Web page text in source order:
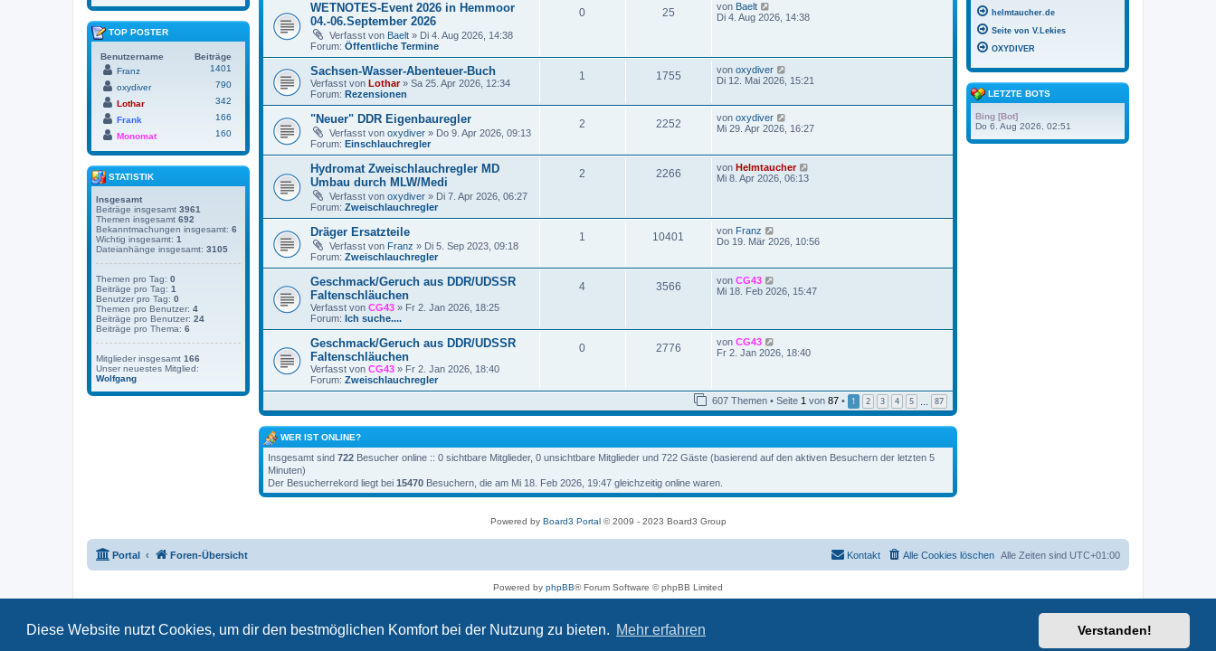
Diese Website nutzt Cookies, um dir den bestmöglichen Komfort bei der Nutzung zu bieten. Mehr erfahren Verstanden!
WETNOTES-Event 2026 in Hemmoor
04.-06.September 2026
Verfasst von Baelt » Di 4. Aug 2026, 14:38
Forum: Öffentliche Termine
0 25 von Baelt
e
t
e
r
e
i
t
g
Di 4. Aug 2026, 14:38
Sachsen-Wasser-Abenteuer-Buch
Verfasst von Lothar» Sa 25. Apr 2026, 12:34
Forum: Rezensionen
1 1755 von oxydiver
e
e
B
e
i
g
Di 12. Mai 2026, 15:21
"Neuer" DDR Eigenbauregler
Verfasst von oxydiver » Do 9. Apr 2026, 09:13
Forum: Einschlauchregler
2 2252 von oxydiver
e
t
e
t
r
g
Mi 29. Apr 2026, 16:27
Hydromat Zweischlauchregler MD
Umbau durch MLW/Medi
Verfasst von oxydiver » Di 7. Apr 2026, 06:27
Forum: Zweischlauchregler
2 2266 von Helmtaucher
t
r
t
r
Mi 8. Apr 2026, 06:13
Dräger Ersatzteile
Verfasst von Franz » Di 5. Sep 2023, 09:18
Forum: Zweischlauchregler
1 10401 von Franz
e
e
e
t
Do 19. Mär 2026, 10:56
Geschmack/Geruch aus DDR/UDSSR
Faltenschläuchen
Verfasst von CG43 » Fr 2. Jan 2026, 18:25
Forum: Ich suche....
4 3566 von CG43
e
r
t
r
Mi 18. Feb 2026, 15:47
Geschmack/Geruch aus DDR/UDSSR
Faltenschläuchen
Verfasst von CG43 » Fr 2. Jan 2026, 18:40
Forum: Zweischlauchregler
0 2776 von CG43
e
t
e
r
B
i
t
g
Fr 2. Jan 2026, 18:40
607 Themen • Seite 1 von 87 • 1 2 3 4 5 … 87
WER IST ONLINE?
Insgesamt sind 722 Besucher online :: 0 sichtbare Mitglieder, 0 unsichtbare Mitglieder und 722 Gäste (basierend auf den aktiven Besuchern der letzten 5
Minuten)
Der Besucherrekord liegt bei 15470 Besuchern, die am Mi 18. Feb 2026, 19:47 gleichzeitig online waren.
TOP POSTER
Benutzername
Beiträge
Franz
1401
oxydiver
790
Lothar
342
Frank
166
Monomat
160
STATISTIK
Insgesamt
Beiträge insgesamt 3961
Themen insgesamt 692
Bekanntmachungen insgesamt: 6
Wichtig insgesamt: 1
Dateianhänge insgesamt: 3105
Themen pro Tag: 0
Beiträge pro Tag: 1
Benutzer pro Tag: 0
Themen pro Benutzer: 4
Beiträge pro Benutzer: 24
Beiträge pro Thema: 6
Mitglieder insgesamt 166
Unser neuestes Mitglied:
Wolfgang
helmtaucher.de
Seite von V.Lekies
OXYDIVER
LETZTE BOTS
Bing [Bot]
Do 6. Aug 2026, 02:51
Powered by Board3 Portal© 2009 - 2023 Board3 Group
Portal Foren-Übersicht Alle Zeiten sind UTC+01:00
Alle Cookies löschen
Kontakt
Powered by phpBB® Forum Software © phpBB Limited